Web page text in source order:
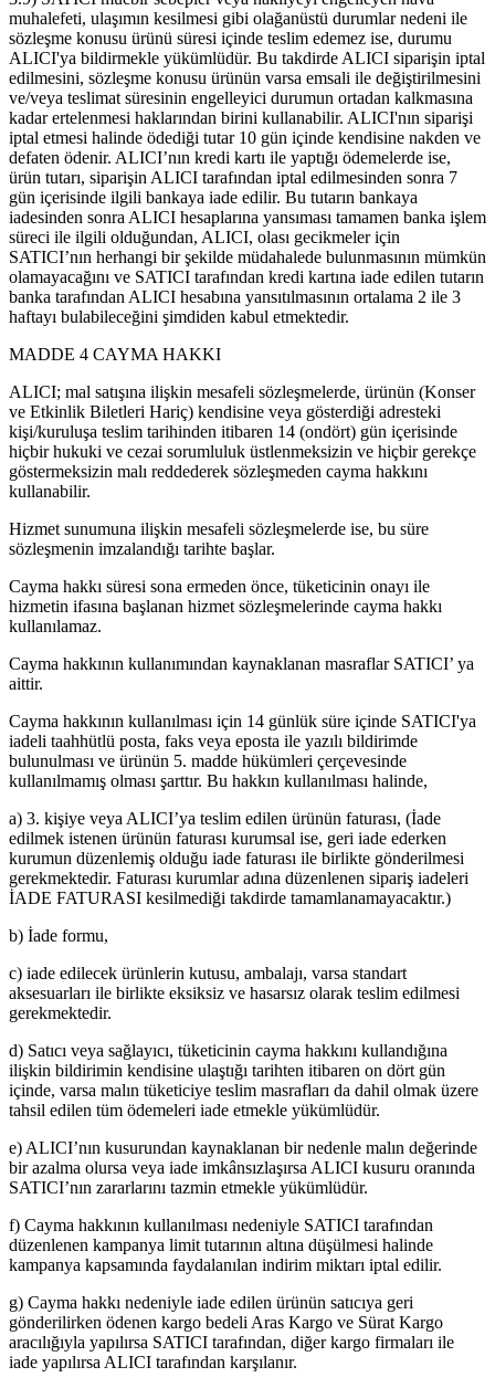
muhalefeti, ulaşımın kesilmesi gibi olağanüstü durumlar nedeni ile
sözleşme konusu ürünü süresi içinde teslim edemez ise, durumu
ALICI'ya bildirmekle yükümlüdür. Bu takdirde ALICI siparişin iptal
edilmesini, sözleşme konusu ürünün varsa emsali ile değiştirilmesini
ve/veya teslimat süresinin engelleyici durumun ortadan kalkmasına
kadar ertelenmesi haklarından birini kullanabilir. ALICI'nın siparişi
iptal etmesi halinde ödediği tutar 10 gün içinde kendisine nakden ve
defaten ödenir. ALICI’nın kredi kartı ile yaptığı ödemelerde ise,
ürün tutarı, siparişin ALICI tarafından iptal edilmesinden sonra 7
gün içerisinde ilgili bankaya iade edilir. Bu tutarın bankaya
iadesinden sonra ALICI hesaplarına yansıması tamamen banka işlem
süreci ile ilgili olduğundan, ALICI, olası gecikmeler için
SATICI’nın herhangi bir şekilde müdahalede bulunmasının mümkün
olamayacağını ve SATICI tarafından kredi kartına iade edilen tutarın
banka tarafından ALICI hesabına yansıtılmasının ortalama 2 ile 3
haftayı bulabileceğini şimdiden kabul etmektedir.
MADDE 4 CAYMA HAKKI
ALICI; mal satışına ilişkin mesafeli sözleşmelerde, ürünün (Konser
ve Etkinlik Biletleri Hariç) kendisine veya gösterdiği adresteki
kişi/kuruluşa teslim tarihinden itibaren 14 (ondört) gün içerisinde
hiçbir hukuki ve cezai sorumluluk üstlenmeksizin ve hiçbir gerekçe
göstermeksizin malı reddederek sözleşmeden cayma hakkını
kullanabilir.
Hizmet sunumuna ilişkin mesafeli sözleşmelerde ise, bu süre
sözleşmenin imzalandığı tarihte başlar.
Cayma hakkı süresi sona ermeden önce, tüketicinin onayı ile
hizmetin ifasına başlanan hizmet sözleşmelerinde cayma hakkı
kullanılamaz.
Cayma hakkının kullanımından kaynaklanan masraflar SATICI’ ya
aittir.
Cayma hakkının kullanılması için 14 günlük süre içinde SATICI'ya
iadeli taahhütlü posta, faks veya eposta ile yazılı bildirimde
bulunulması ve ürünün 5. madde hükümleri çerçevesinde
kullanılmamış olması şarttır. Bu hakkın kullanılması halinde,
a) 3. kişiye veya ALICI’ya teslim edilen ürünün faturası, (İade
edilmek istenen ürünün faturası kurumsal ise, geri iade ederken
kurumun düzenlemiş olduğu iade faturası ile birlikte gönderilmesi
gerekmektedir. Faturası kurumlar adına düzenlenen sipariş iadeleri
İADE FATURASI kesilmediği takdirde tamamlanamayacaktır.)
b) İade formu,
c) iade edilecek ürünlerin kutusu, ambalajı, varsa standart
aksesuarları ile birlikte eksiksiz ve hasarsız olarak teslim edilmesi
gerekmektedir.
d) Satıcı veya sağlayıcı, tüketicinin cayma hakkını kullandığına
ilişkin bildirimin kendisine ulaştığı tarihten itibaren on dört gün
içinde, varsa malın tüketiciye teslim masrafları da dahil olmak üzere
tahsil edilen tüm ödemeleri iade etmekle yükümlüdür.
e) ALICI’nın kusurundan kaynaklanan bir nedenle malın değerinde
bir azalma olursa veya iade imkânsızlaşırsa ALICI kusuru oranında
SATICI’nın zararlarını tazmin etmekle yükümlüdür.
f) Cayma hakkının kullanılması nedeniyle SATICI tarafından
düzenlenen kampanya limit tutarının altına düşülmesi halinde
kampanya kapsamında faydalanılan indirim miktarı iptal edilir.
g) Cayma hakkı nedeniyle iade edilen ürünün satıcıya geri
gönderilirken ödenen kargo bedeli Aras Kargo ve Sürat Kargo
aracılığıyla yapılırsa SATICI tarafından, diğer kargo firmaları ile
iade yapılırsa ALICI tarafından karşılanır.